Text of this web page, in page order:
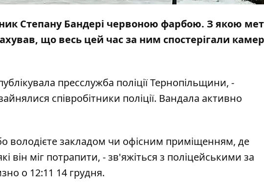
Степану Бандері червоною фарбою. З якою
що весь цей час за ним спостерігали
пресслужба поліції Тернопільщини, -
співробітники поліції. Вандала активно
володієте закладом чи офісним приміщенням, де
він міг потрапити, - зв'яжіться з поліцейськими за
о 12:11 14 грудня.